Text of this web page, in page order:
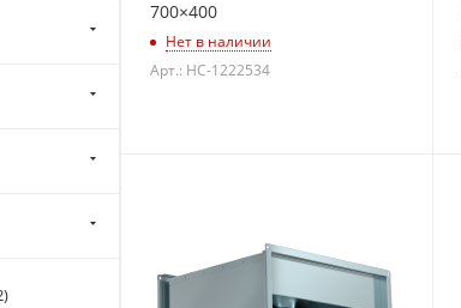
700×400
Нет в наличии
Арт.: НС-1222534
)